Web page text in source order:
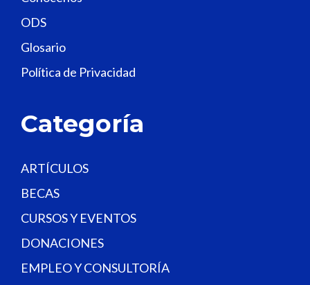
e
d
b
n
.
ODS
Glosario
Política de Privacidad
Categoría
ARTÍCULOS
BECAS
CURSOS Y EVENTOS
DONACIONES
EMPLEO Y CONSULTORÍA